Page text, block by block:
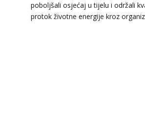
poboljšali osjećaj u tijelu i održali
protok životne energije kroz
VESNA / Kod 05